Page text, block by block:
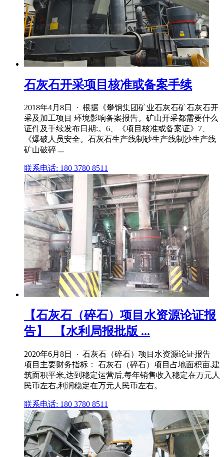
石灰石开采项目核准或备案手续
2018年4月8日 · 根据《攀钢集团矿业石灰石矿石灰石开
采及加工项目 环境影响备案报告。矿山开采都需要什么
证件及手续发布日期:。6、《项目核准或备案证》7、
《爆破人员安全。石灰石生产线制砂生产线制沙生产线
矿山破碎 ...
联系电话: 180 3780 8511
【石灰石（碎石）项目水资源论证报
告】_【水利局报批版 ...
2020年6月8日 · 石灰石（碎石）项目水资源论证报告
项目主要财务指标： 石灰石（碎石）项目占地面积亩,建
筑面积平米,达到稳定运营后,每年销售收入稳定在万元人
民币左右,利润稳定在万元人民币左右。
联系电话: 180 3780 8511